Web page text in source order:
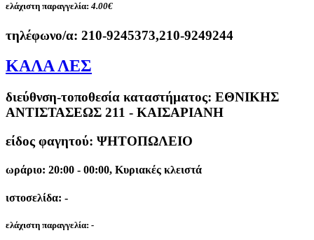
ελάχιστη παραγγελία: 4.00€
τηλέφωνο/α: 210-9245373,210-9249244
ΚΑΛΑ ΛΕΣ
διεύθνση-τοποθεσία καταστήματος: ΕΘΝΙΚΗΣ
ΑΝΤΙΣΤΑΣΕΩΣ 211 - ΚΑΙΣΑΡΙΑΝΗ
είδος φαγητού: ΨΗΤΟΠΩΛΕΙΟ
ωράριο: 20:00 - 00:00, Κυριακές κλειστά
ιστοσελίδα: -
ελάχιστη παραγγελία: -